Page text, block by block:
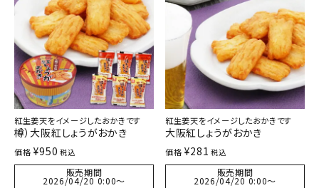
紅生姜天をイメージしたおかきです
樽）大阪紅しょうがおかき
価格 ¥950 税込
販売期間
2026/04/20 0:00〜
紅生姜天をイメージしたおかきです
大阪紅しょうがおかき
価格 ¥281 税込
販売期間
2026/04/20 0:00〜